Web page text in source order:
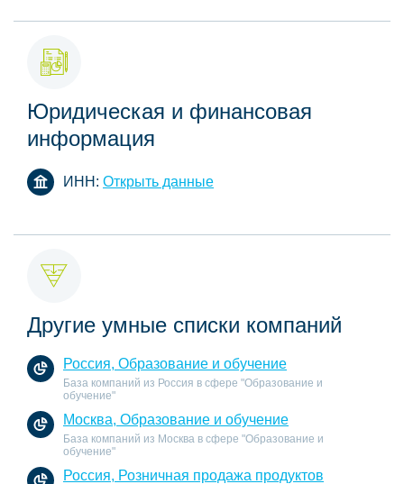
Юридическая и финансовая
информация
ИНН: Открыть данные
Другие умные списки компаний
Россия, Образование и обучение
База компаний из Россия в сфере "Образование и
обучение"
Москва, Образование и обучение
База компаний из Москва в сфере "Образование и
обучение"
Россия, Розничная продажа продуктов